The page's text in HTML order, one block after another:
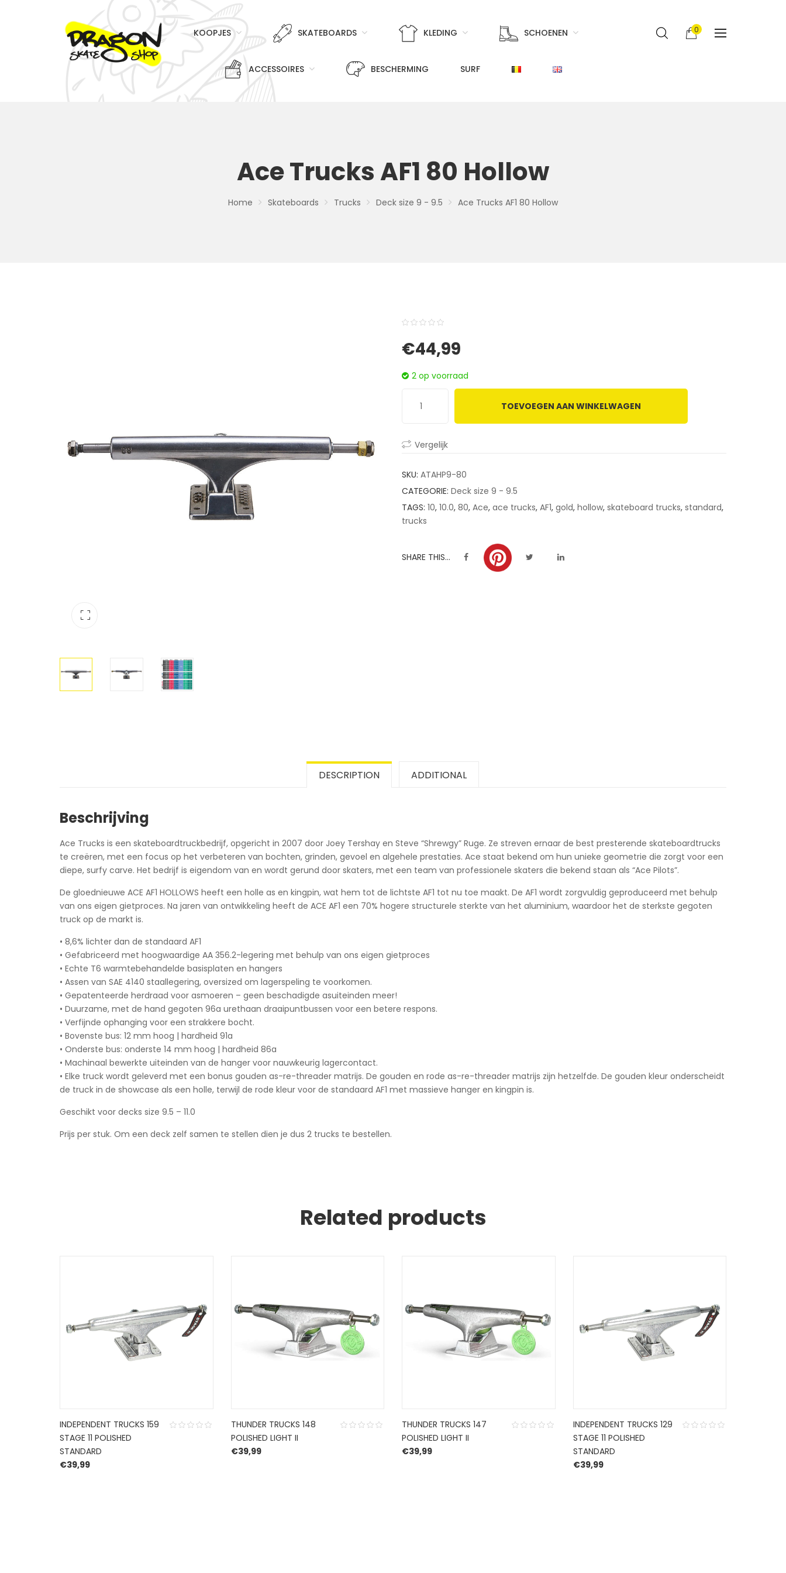
KOOPJES SKATEBOARDS KLEDING SCHOENEN
ACCESSOIRES BESCHERMING SURF
0
Ace Trucks AF1 80 Hollow
Home Skateboards Trucks Deck size 9 - 9.5 Ace Trucks AF1 80 Hollow
out
based
€44,99
2 op voorraad
TOEVOEGEN AAN WINKELWAGEN
Vergelijk
SKU: ATAHP9-80
CATEGORIE: Deck size 9 - 9.5
TAGS: 10, 10.0, 80, Ace, ace trucks, AF1, gold, hollow, skateboard trucks, standard,
trucks
SHARE THIS...
DESCRIPTION ADDITIONAL
Beschrijving
Ace Trucks is een skateboardtruckbedrijf, opgericht in 2007 door Joey Tershay en Steve “Shrewgy” Ruge. Ze streven ernaar de best presterende skateboardtrucks
te creëren, met een focus op het verbeteren van bochten, grinden, gevoel en algehele prestaties. Ace staat bekend om hun unieke geometrie die zorgt voor een
diepe, surfy carve. Het bedrijf is eigendom van en wordt gerund door skaters, met een team van professionele skaters die bekend staan als “Ace Pilots”.
De gloednieuwe ACE AF1 HOLLOWS heeft een holle as en kingpin, wat hem tot de lichtste AF1 tot nu toe maakt. De AF1 wordt zorgvuldig geproduceerd met behulp
van ons eigen gietproces. Na jaren van ontwikkeling heeft de ACE AF1 een 70% hogere structurele sterkte van het aluminium, waardoor het de sterkste gegoten
truck op de markt is.
• 8,6% lichter dan de standaard AF1
• Gefabriceerd met hoogwaardige AA 356.2-legering met behulp van ons eigen gietproces
• Echte T6 warmtebehandelde basisplaten en hangers
• Assen van SAE 4140 staallegering, oversized om lagerspeling te voorkomen.
• Gepatenteerde herdraad voor asmoeren – geen beschadigde asuiteinden meer!
• Duurzame, met de hand gegoten 96a urethaan draaipuntbussen voor een betere respons.
• Verfijnde ophanging voor een strakkere bocht.
• Bovenste bus: 12 mm hoog | hardheid 91a
• Onderste bus: onderste 14 mm hoog | hardheid 86a
• Machinaal bewerkte uiteinden van de hanger voor nauwkeurig lagercontact.
• Elke truck wordt geleverd met een bonus gouden as-re-threader matrijs. De gouden en rode as-re-threader matrijs zijn hetzelfde. De gouden kleur onderscheidt
de truck in de showcase als een holle, terwijl de rode kleur voor de standaard AF1 met massieve hanger en kingpin is.
Geschikt voor decks size 9.5 – 11.0
Prijs per stuk. Om een deck zelf samen te stellen dien je dus 2 trucks te bestellen.
Related products
INDEPENDENT TRUCKS 159
STAGE 11 POLISHED
STANDARD
€39,99
THUNDER TRUCKS 148
POLISHED LIGHT II
€39,99
THUNDER TRUCKS 147
POLISHED LIGHT II
€39,99
INDEPENDENT TRUCKS 129
STAGE 11 POLISHED
STANDARD
€39,99